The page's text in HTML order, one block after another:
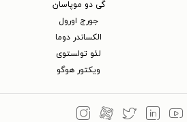
گی دو موپاسان
جورج اورول
الکساندر دوما
لئو تولستوی
ویکتور هوگو